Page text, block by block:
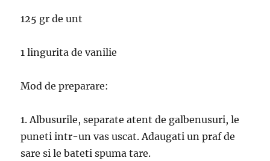
125 gr de unt
1 lingurita de vanilie
Mod de preparare:
1. Albusurile, separate atent de galbenusuri, le
puneti intr-un vas uscat. Adaugati un praf de
sare si le bateti spuma tare.